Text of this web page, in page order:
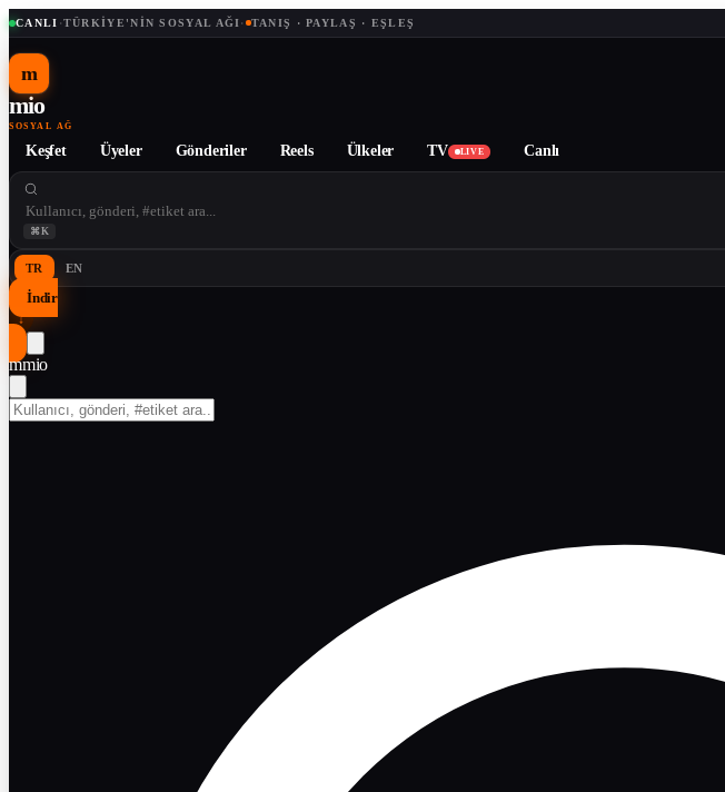
CANLI ·TÜRKIYE'NIN SOSYAL AĞI· TANIŞ · PAYLAŞ · EŞLEŞ
m
mio
SOSYAL AĞ
Keşfet Üyeler Gönderiler Reels Ülkeler TV LIVE Canlı
⌘K
TR EN
İndir
↓
mmio